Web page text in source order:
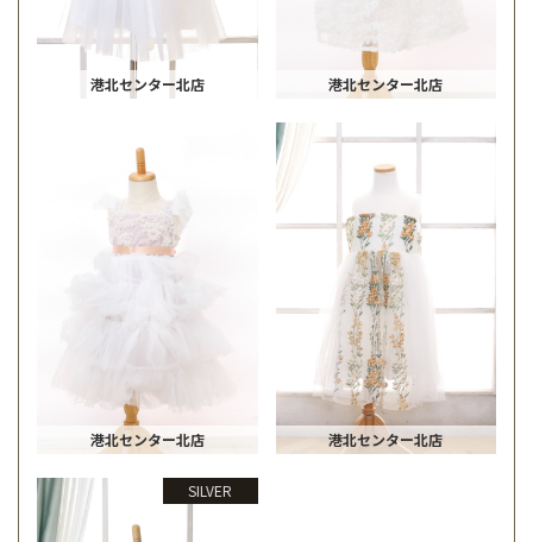
港北センター北店 港北センター北店
港北センター北店 港北センター北店
SILVER